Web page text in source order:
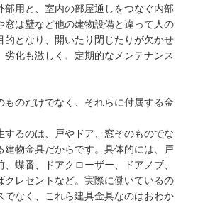
部用と、室内の部屋通しをつなぐ内部
窓は壁など他の建物設備と違って人の
的となり、開いたり閉じたりが欠かせ
劣化も激しく、定期的なメンテナンス
ものだけでなく、それらに付属する金
するのは、戸やドア、窓そのものでな
建物金具だからです。具体的には、戸
蝶番、ドアクローザー、ドアノブ、
クレセントなど。実際に働いているの
でなく、これら建具金具なのはおわか